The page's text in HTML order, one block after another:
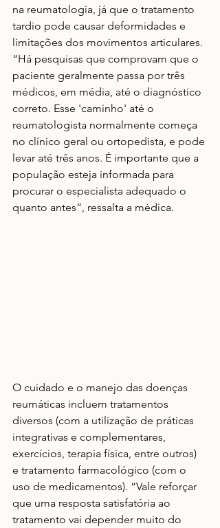
na reumatologia, já que o tratamento
tardio pode causar deformidades e
limitações dos movimentos articulares.
“Há pesquisas que comprovam que o
paciente geralmente passa por três
médicos, em média, até o diagnóstico
correto. Esse 'caminho' até o
reumatologista normalmente começa
no clínico geral ou ortopedista, e pode
levar até três anos. É importante que a
população esteja informada para
procurar o especialista adequado o
quanto antes”, ressalta a médica.
O cuidado e o manejo das doenças
reumáticas incluem tratamentos
diversos (com a utilização de práticas
integrativas e complementares,
exercícios, terapia física, entre outros)
e tratamento farmacológico (com o
uso de medicamentos). “Vale reforçar
que uma resposta satisfatória ao
tratamento vai depender muito do